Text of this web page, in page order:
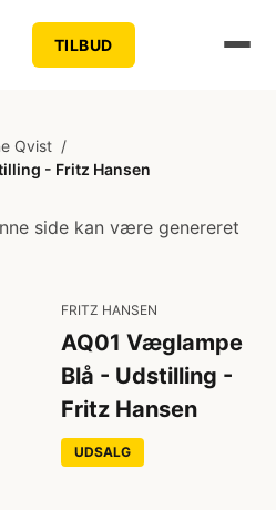
TILBUD
Qvist /
- Fritz Hansen
side kan være genereret
FRITZ HANSEN
AQ01 Væglampe
Blå - Udstilling -
Fritz Hansen
UDSALG